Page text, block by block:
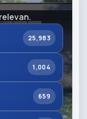
25,983
1,004
659